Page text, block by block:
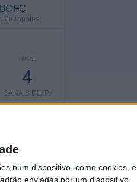
num dispositivo, como cookies, e
enviadas por um dispositivo
FC
Metrópoles
TOTAL
4
CANAIS DE TV